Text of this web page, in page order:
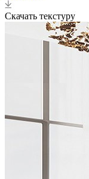
Скачать текстуру